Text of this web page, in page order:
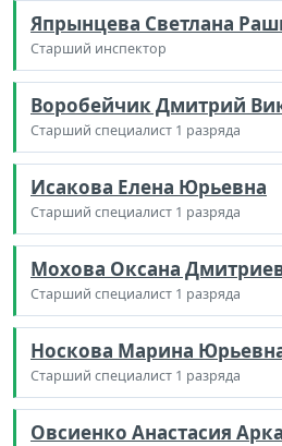
Япрынцева Светлана
Старший инспектор
Воробейчик Дмитрий
Старший специалист 1 разряда
Исакова Елена Юрьевна
Старший специалист 1 разряда
Мохова Оксана
Старший специалист 1 разряда
Носкова Марина
Старший специалист 1 разряда
Овсиенко Анастасия